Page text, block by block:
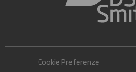
Cookie Preferenze